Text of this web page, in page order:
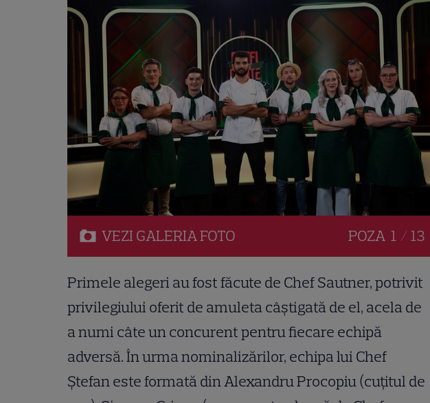
VEZI GALERIAFOTO POZA 1 / 13
Primele alegeri au fost făcute de Chef Sautner, potrivit
privilegiului oferit de amuleta câștigată de el, acela de
a numi câte un concurent pentru fiecare echipă
adversă. În urma nominalizărilor, echipa lui Chef
Ștefan este formată din Alexandru Procopiu (cuțitul de